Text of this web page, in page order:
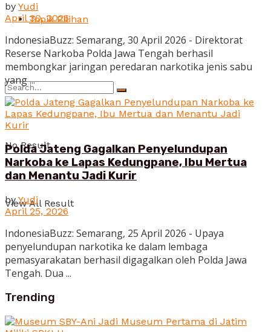
Topik Pilihan
No Result
View All Result
by Yudi
April 30, 2026
IndonesiaBuzz: Semarang, 30 April 2026 - Direktorat
Reserse Narkoba Polda Jawa Tengah berhasil
membongkar jaringan peredaran narkotika jenis sabu
yang ...
Polda Jateng Gagalkan Penyelundupan
Narkoba ke Lapas Kedungpane, Ibu Mertua
dan Menantu Jadi Kurir
by Yudi
April 25, 2026
IndonesiaBuzz: Semarang, 25 April 2026 - Upaya
penyelundupan narkotika ke dalam lembaga
pemasyarakatan berhasil digagalkan oleh Polda Jawa
Tengah. Dua ...
Trending